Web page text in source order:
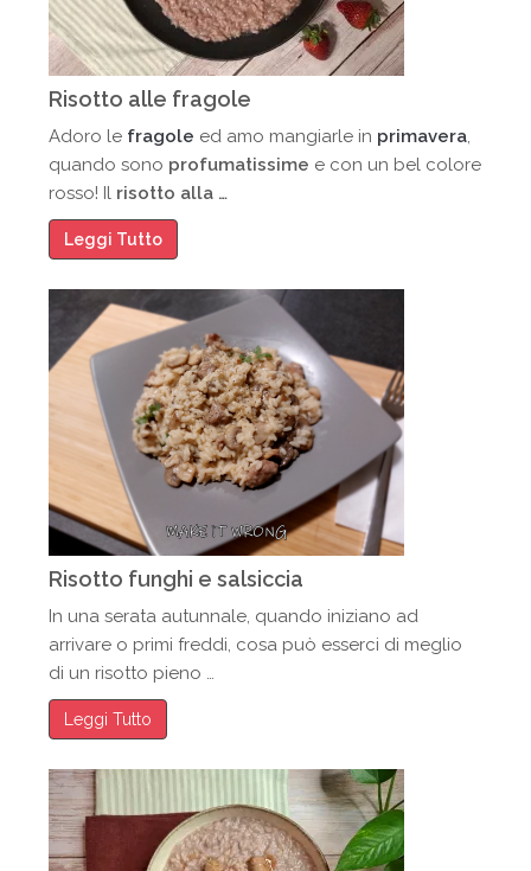
Risotto alle fragole
Adoro le fragole ed amo mangiarle in primavera,
quando sono profumatissime e con un bel colore
rosso! Il risotto alla …
Leggi Tutto
Risotto funghi e salsiccia
In una serata autunnale, quando iniziano ad
arrivare o primi freddi, cosa può esserci di meglio
di un risotto pieno …
Leggi Tutto